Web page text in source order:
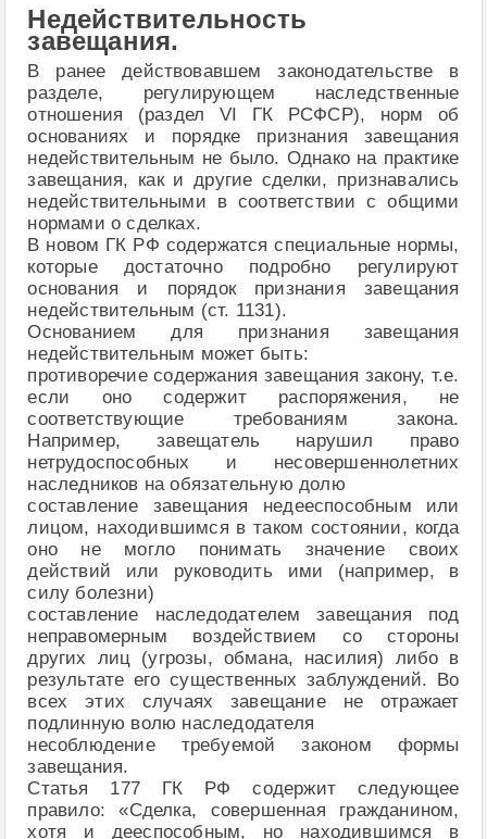
Недействительность
завещания.
В ранее действовавшем законодательстве в
разделе, регулирующем наследственные
отношения (раздел VI ГК РСФСР), норм об
основаниях и порядке признания завещания
недействительным не было. Однако на практике
завещания, как и другие сделки, признавались
недействительными в соответствии с общими
нормами о сделках.
В новом ГК РФ содержатся специальные нормы,
которые достаточно подробно регулируют
основания и порядок признания завещания
недействительным (ст. 1131).
Основанием для признания завещания
недействительным может быть:
противоречие содержания завещания закону, т.е.
если оно содержит распоряжения, не
соответствующие требованиям закона.
Например, завещатель нарушил право
нетрудоспособных и несовершеннолетних
наследников на обязательную долю
составление завещания недееспособным или
лицом, находившимся в таком состоянии, когда
оно не могло понимать значение своих
действий или руководить ими (например, в
силу болезни)
составление наследодателем завещания под
неправомерным воздействием со стороны
других лиц (угрозы, обмана, насилия) либо в
результате его существенных заблуждений. Во
всех этих случаях завещание не отражает
подлинную волю наследодателя
несоблюдение требуемой законом формы
завещания.
Статья 177 ГК РФ содержит следующее
правило: «Сделка, совершенная гражданином,
хотя и дееспособным, но находившимся в